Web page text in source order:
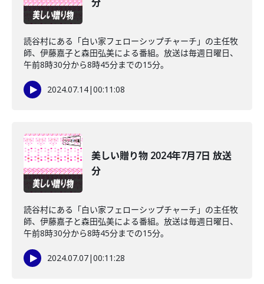
読谷村にある「白い家フェローシップチャーチ」の主任牧
師、伊藤嘉子と森田弘美による番組。放送は毎週日曜日、
午前8時30分から8時45分までの15分。
2024.07.14|00:11:08
美しい贈り物 2024年7月7日 放送
分
読谷村にある「白い家フェローシップチャーチ」の主任牧
師、伊藤嘉子と森田弘美による番組。放送は毎週日曜日、
午前8時30分から8時45分までの15分。
2024.07.07|00:11:28